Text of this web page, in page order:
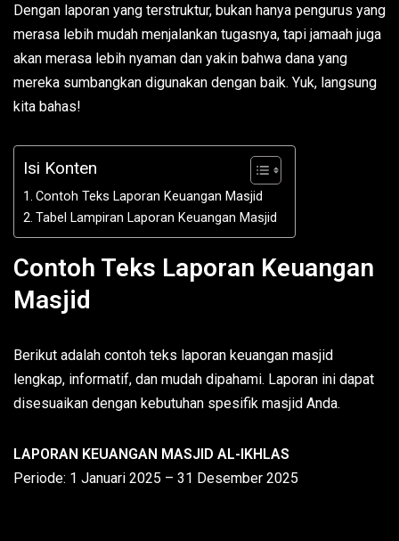
Dengan laporan yang terstruktur, bukan hanya pengurus yang
merasa lebih mudah menjalankan tugasnya, tapi jamaah juga
akan merasa lebih nyaman dan yakin bahwa dana yang
mereka sumbangkan digunakan dengan baik. Yuk, langsung
kita bahas!
Isi Konten
Contoh Teks Laporan Keuangan Masjid
Tabel Lampiran Laporan Keuangan Masjid
Contoh Teks Laporan Keuangan
Masjid
Berikut adalah contoh teks laporan keuangan masjid
lengkap, informatif, dan mudah dipahami. Laporan ini dapat
disesuaikan dengan kebutuhan spesifik masjid Anda.
LAPORAN KEUANGAN MASJID AL-IKHLAS
Periode: 1 Januari 2025 – 31 Desember 2025